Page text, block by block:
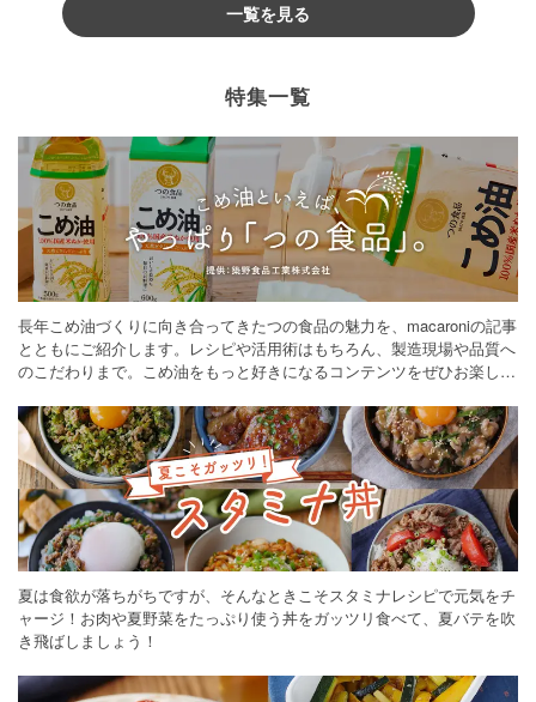
一覧を見る
特集一覧
長年こめ油づくりに向き合ってきたつの食品の魅力を、macaroniの記事
とともにご紹介します。レシピや活用術はもちろん、製造現場や品質へ
のこだわりまで。こめ油をもっと好きになるコンテンツをぜひお楽しみ
夏は食欲が落ちがちですが、そんなときこそスタミナレシピで元気をチ
ャージ！お肉や夏野菜をたっぷり使う丼をガッツリ食べて、夏バテを吹
き飛ばしましょう！